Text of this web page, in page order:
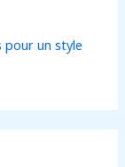
pour un style